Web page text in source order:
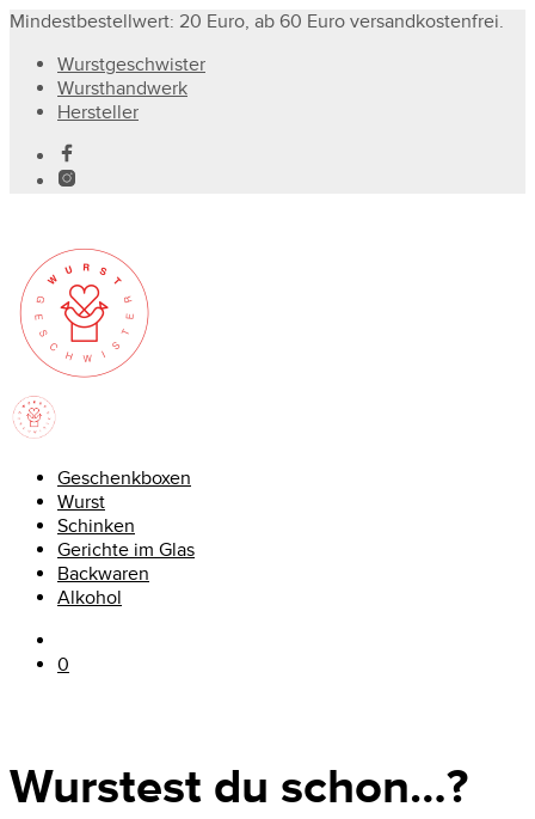
Mindestbestellwert: 20 Euro, ab 60 Euro versandkostenfrei.
Wurstgeschwister
Wursthandwerk
Hersteller
Geschenkboxen
Wurst
Schinken
Gerichte im Glas
Backwaren
Alkohol
0
Wurstest du schon…?